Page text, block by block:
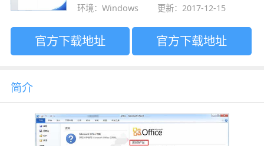
环境：Windows
更新：2017-12-15
官方下载地址 官方下载地址
简介